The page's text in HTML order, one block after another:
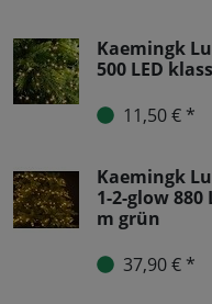
Kaemingk
500 LED
11,50 € *
Kaemingk
1-2-glow
m grün
37,90 € *